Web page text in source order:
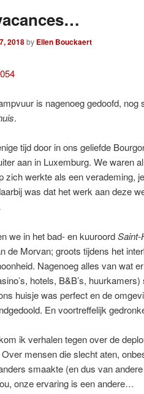
2018by Ellen Bouckaert
is nagenoeg gedoofd,
.
tijd door in ons geliefde
aan in Luxemburg. We waren
zich werkte als een verademing,
was dat het werk aan deze
we in het bad- en kuuroordSaint-
de Morvan; groots tijdens het
Nagenoeg alles van wat
hotels, B&B’s,
huisje was perfect en de
En voortreffelijk
ik verhalen tegen over de
mensen die slecht aten,
smaakte (en dus van
onze ervaring is een andere…